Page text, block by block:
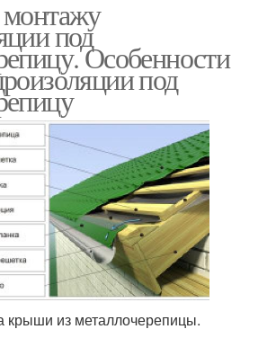
под
Особенности
под
крыши из металлочерепицы.